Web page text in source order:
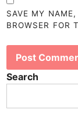
SAVE MY
BROWSER FOR
Search